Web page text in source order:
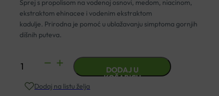
Sprej s propolisom na vodenoj osnovi, medom, niacinom,
ekstraktom ehinacee i vodenim ekstraktom
kadulje. Prirodna je pomoć u ublažavanju simptoma gornjih
dišnih puteva.
MEDEX
ORALNI
DODAJ U
KOŠARICU
Dodaj na listu želja